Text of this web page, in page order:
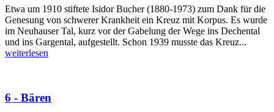
Etwa um 1910 stiftete Isidor Bucher (1880-1973) zum Dank für die
Genesung von schwerer Krankheit ein Kreuz mit Korpus. Es wurde
im Neuhauser Tal, kurz vor der Gabelung der Wege ins Dechental
und ins Gargental, aufgestellt. Schon 1939 musste das Kreuz...
weiterlesen
6 - Bären